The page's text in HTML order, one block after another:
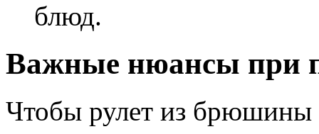
блюд.
Важные нюансы при
Чтобы рулет из